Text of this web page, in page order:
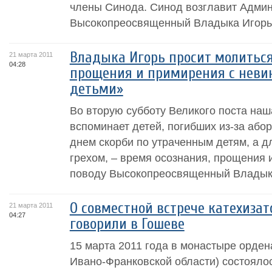
члены Синода. Синод возглавит
Высокопреосвященный Владыка
21 марта 2011
04:28
Владыка Игорь просит
прощения и примирения с
детьми»
Во вторую субботу Великого поста
вспоминает детей, погибших из-за
днем скорби по утраченным детям, а
грехом, – время осознания, прощения
поводу Высокопреосвященный
21 марта 2011
04:27
О совместной встрече
говорили в Гошеве
15 марта 2011 года в монастыре
Ивано-Франковской области)